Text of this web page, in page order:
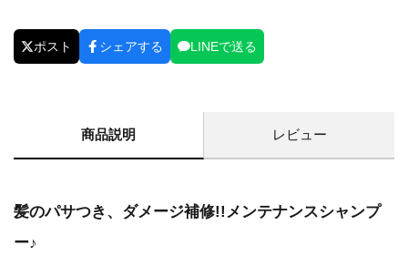
ポスト シェアする LINEで送る
商品説明 レビュー
髪のパサつき、ダメージ補修!!メンテナンスシャンプ
ー♪